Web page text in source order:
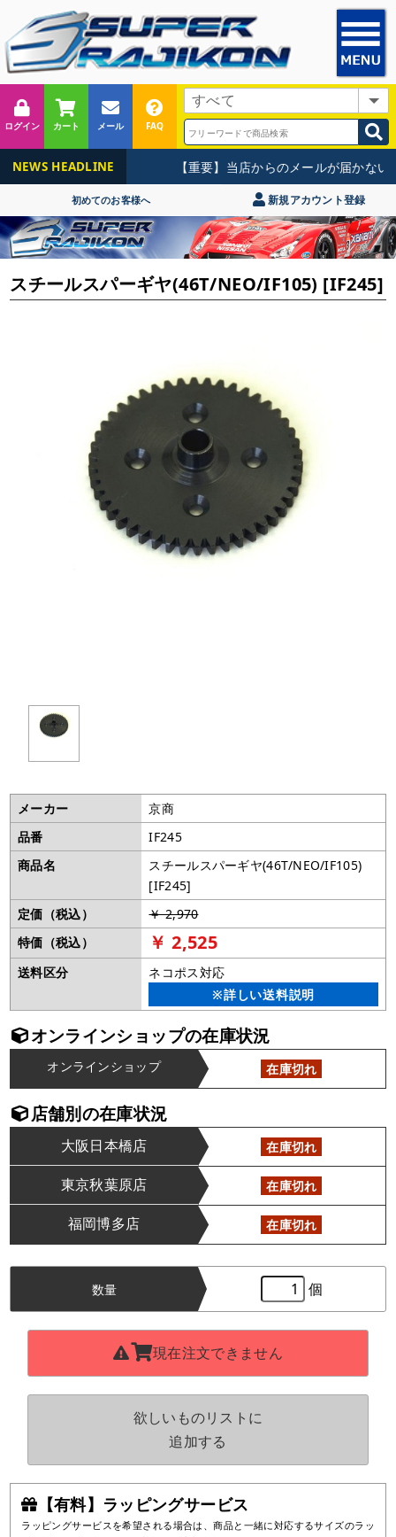
ログイン カート メール FAQ
NEWS HEADLINE 【重要】当店からのメールが届かない
初めてのお客様へ 新規アカウント登録
スチールスパーギヤ(46T/NEO/IF105) [IF245]
メーカー
京商
品番
IF245
商品名
スチールスパーギヤ(46T/NEO/IF105)
[IF245]
定価（税込）
￥ 2,970
特価（税込）
￥ 2,525
送料区分
ネコポス対応
※詳しい送料説明
オンラインショップの在庫状況
オンラインショップ 在庫切れ
店舗別の在庫状況
大阪日本橋店 在庫切れ
東京秋葉原店 在庫切れ
福岡博多店 在庫切れ
【有料】ラッピングサービス
ラッピングサービスを希望される場合は、商品と一緒に対応するサイズのラッ
数量 個
現在注文できません
欲しいものリストに
追加する